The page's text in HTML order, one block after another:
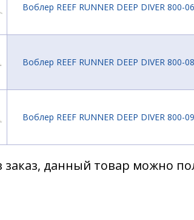
Воблер REEF RUNNER DEEP DIVER 800-
Воблер REEF RUNNER DEEP DIVER 800-
Воблер REEF RUNNER DEEP DIVER 800-
Воблер REEF RUNNER DEEP DIVER 800-
данный товар можно